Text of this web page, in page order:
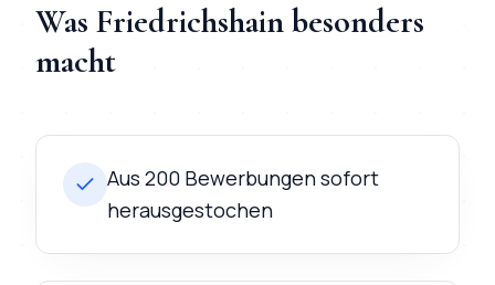
Was Friedrichshainbesonders
macht
Aus 200 Bewerbungen sofort
herausgestochen